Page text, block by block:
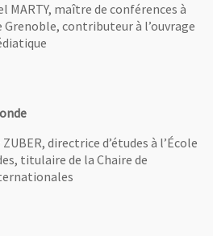
MARTY, maître de conférences à
Grenoble, contributeur à l’ouvrage
directrice d’études à l’École
titulaire de la Chaire de